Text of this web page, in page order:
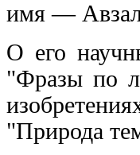
имя —
О его
"Фразы по
"Природа